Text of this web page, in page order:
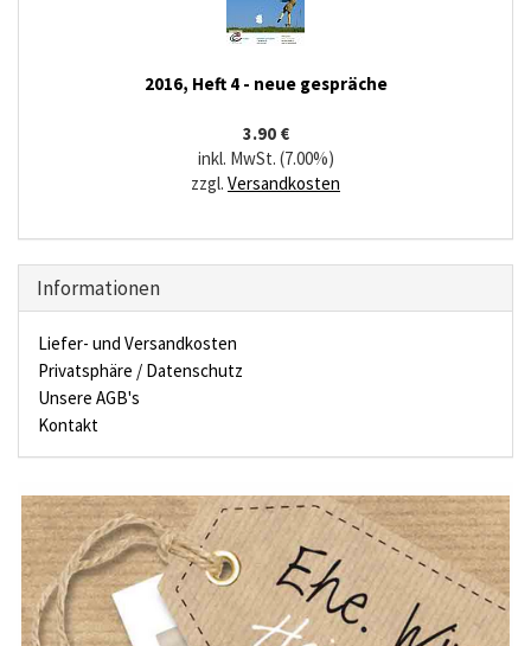
2016, Heft 4 - neue gespräche
3.90 €
inkl. MwSt. (7.00%)
zzgl. Versandkosten
Informationen
Liefer- und Versandkosten
Privatsphäre / Datenschutz
Unsere AGB's
Kontakt